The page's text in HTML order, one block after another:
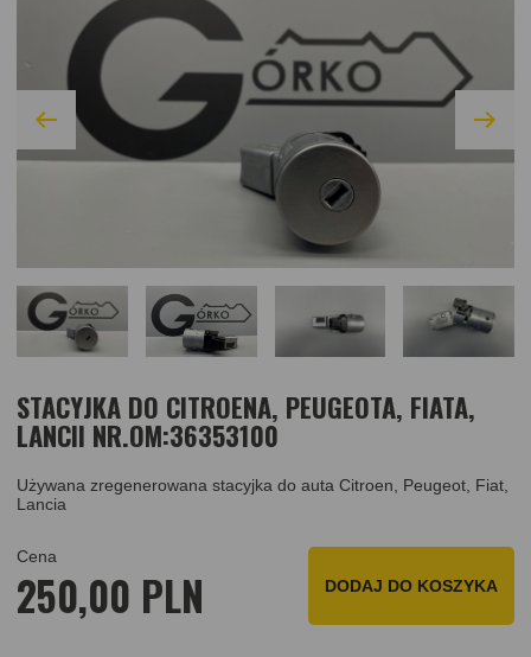
STACYJKA DO CITROENA, PEUGEOTA, FIATA,
LANCII NR.OM:36353100
Używana zregenerowana stacyjka do auta Citroen, Peugeot, Fiat,
Lancia
Cena
250,00 PLN DODAJ DO KOSZYKA